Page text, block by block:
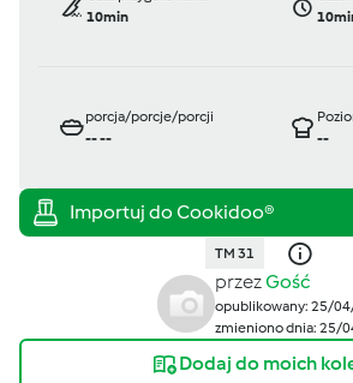
10min
porcja/porcje/porcji
----
--
TM 31
przezGość
opublikowany: 25/
zmieniono dnia: 25/
Dodaj do moich